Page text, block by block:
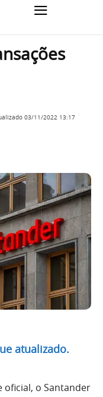
03/11/2022 13:17
atualizado.
oficial, o Santander